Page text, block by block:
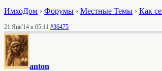
ИмхоДом › Форумы › Местные Темы › Как
21 Янв'14 в 05:11 #36475
anton